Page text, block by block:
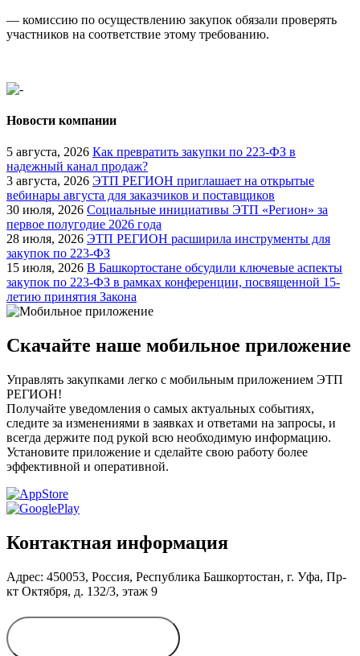
— комиссию по осуществлению закупок обязали проверять
участников на соответствие этому требованию.
Новости компании
5 августа, 2026 Как превратить закупки по 223-ФЗ в
надежный канал продаж?
3 августа, 2026 ЭТП РЕГИОН приглашает на открытые
вебинары августа для заказчиков и поставщиков
30 июля, 2026 Социальные инициативы ЭТП «Регион» за
первое полугодие 2026 года
28 июля, 2026 ЭТП РЕГИОН расширила инструменты для
закупок по 223-ФЗ
15 июля, 2026 В Башкортостане обсудили ключевые аспекты
закупок по 223-ФЗ в рамках конференции, посвященной 15-
летию принятия Закона
Скачайте наше мобильное приложение
Управлять закупками легко с мобильным приложением ЭТП
РЕГИОН!
Получайте уведомления о самых актуальных событиях,
следите за изменениями в заявках и ответами на запросы, и
всегда держите под рукой всю необходимую информацию.
Установите приложение и сделайте свою работу более
эффективной и оперативной.
Контактная информация
Адрес: 450053, Россия, Республика Башкортостан, г. Уфа, Пр-
кт Октября, д. 132/3, этаж 9